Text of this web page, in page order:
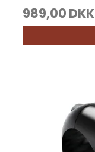
989,00 DKK